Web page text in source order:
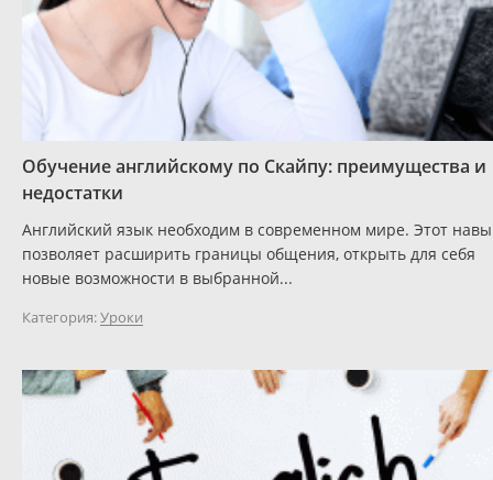
Обучение английскому по Скайпу: преимущества и
недостатки
Английский язык необходим в современном мире. Этот
позволяет расширить границы общения, открыть для себя
новые возможности в выбранной...
Категория:Уроки